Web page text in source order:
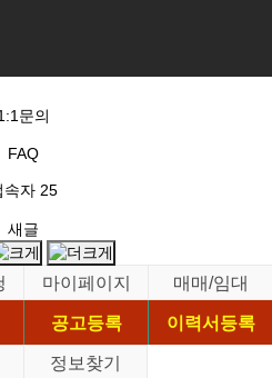
문의
FAQ
속자 25
새글
마이페이지
매매/임대
공고등록
이력서등록
정보찾기